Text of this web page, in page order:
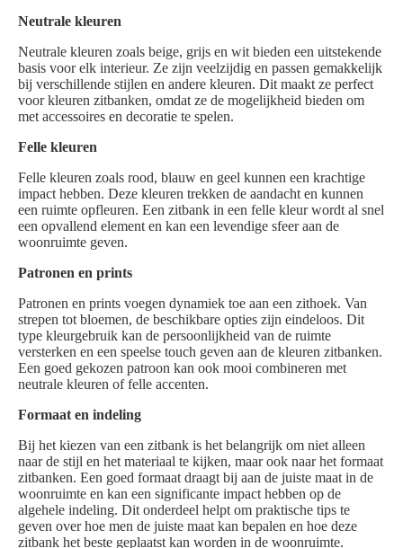
Neutrale kleuren
Neutrale kleuren zoals beige, grijs en wit bieden een uitstekende
basis voor elk interieur. Ze zijn veelzijdig en passen gemakkelijk
bij verschillende stijlen en andere kleuren. Dit maakt ze perfect
voor kleuren zitbanken, omdat ze de mogelijkheid bieden om
met accessoires en decoratie te spelen.
Felle kleuren
Felle kleuren zoals rood, blauw en geel kunnen een krachtige
impact hebben. Deze kleuren trekken de aandacht en kunnen
een ruimte opfleuren. Een zitbank in een felle kleur wordt al snel
een opvallend element en kan een levendige sfeer aan de
woonruimte geven.
Patronen en prints
Patronen en prints voegen dynamiek toe aan een zithoek. Van
strepen tot bloemen, de beschikbare opties zijn eindeloos. Dit
type kleurgebruik kan de persoonlijkheid van de ruimte
versterken en een speelse touch geven aan de kleuren zitbanken.
Een goed gekozen patroon kan ook mooi combineren met
neutrale kleuren of felle accenten.
Formaat en indeling
Bij het kiezen van een zitbank is het belangrijk om niet alleen
naar de stijl en het materiaal te kijken, maar ook naar het formaat
zitbanken. Een goed formaat draagt bij aan de juiste maat in de
woonruimte en kan een significante impact hebben op de
algehele indeling. Dit onderdeel helpt om praktische tips te
geven over hoe men de juiste maat kan bepalen en hoe deze
zitbank het beste geplaatst kan worden in de woonruimte.